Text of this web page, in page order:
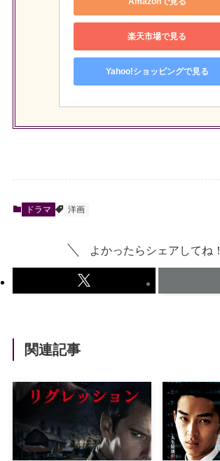
楽天市場で見る
Yahoo!ショッピングで見る
ドラマ 洋画
よかったらシェアしてね！
関連記事